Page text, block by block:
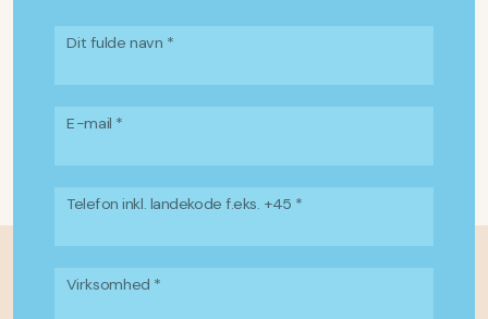
Dit fulde navn *
E-mail *
Telefon inkl. landekode f.eks. +45 *
Virksomhed *